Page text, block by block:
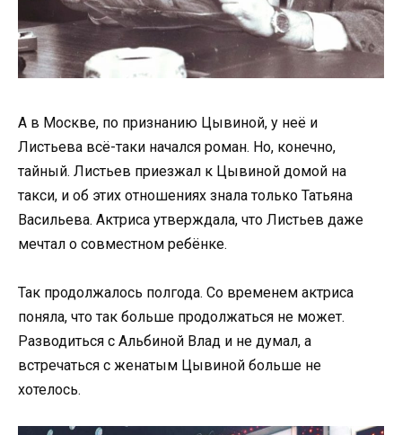
А в Москве, по признанию Цывиной, у неё и
Листьева всё-таки начался роман. Но, конечно,
тайный. Листьев приезжал к Цывиной домой на
такси, и об этих отношениях знала только Татьяна
Васильева. Актриса утверждала, что Листьев даже
мечтал о совместном ребёнке.
Так продолжалось полгода. Со временем актриса
поняла, что так больше продолжаться не может.
Разводиться с Альбиной Влад и не думал, а
встречаться с женатым Цывиной больше не
хотелось.